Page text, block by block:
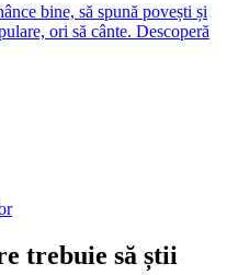
bine, să spună povești și
ori să cânte. Descoperă
trebuie să știi